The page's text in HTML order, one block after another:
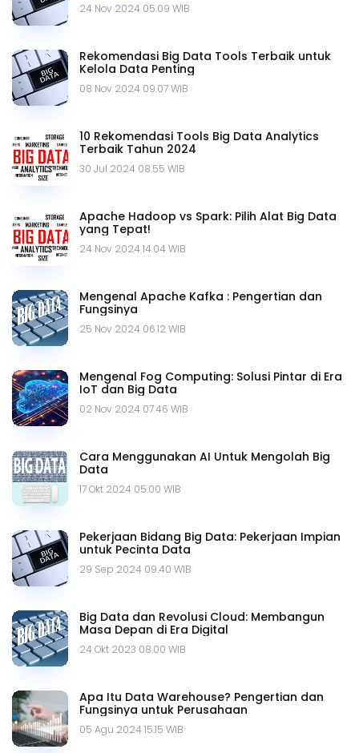
24 Nov 2024 05.09 WIB
Rekomendasi Big Data Tools Terbaik untuk
Kelola Data Penting
08 Nov 2024 09.07 WIB
10 Rekomendasi Tools Big Data Analytics
Terbaik Tahun 2024
30 Jul 2024 08.55 WIB
Apache Hadoop vs Spark: Pilih Alat Big Data
yang Tepat!
24 Nov 2024 14.04 WIB
Mengenal Apache Kafka : Pengertian dan
Fungsinya
25 Nov 2024 06.12 WIB
Mengenal Fog Computing: Solusi Pintar di Era
IoT dan Big Data
02 Nov 2024 07.46 WIB
Cara Menggunakan AI Untuk Mengolah Big
Data
17 Okt 2024 05.00 WIB
Pekerjaan Bidang Big Data: Pekerjaan Impian
untuk Pecinta Data
29 Sep 2024 09.40 WIB
Big Data dan Revolusi Cloud: Membangun
Masa Depan di Era Digital
24 Okt 2023 08.00 WIB
Apa Itu Data Warehouse? Pengertian dan
Fungsinya untuk Perusahaan
05 Agu 2024 15.15 WIB